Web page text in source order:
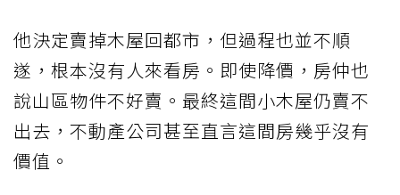
他決定賣掉木屋回都市，但過程也並不順
遂，根本沒有人來看房。即使降價，房仲也
說山區物件不好賣。最終這間小木屋仍賣不
出去，不動產公司甚至直言這間房幾乎沒有
價值。